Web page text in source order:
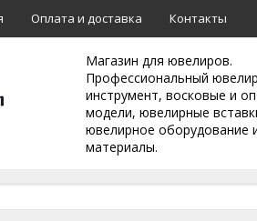
Оплата и доставка Контакты
Магазин для ювелиров.
Профессиональный
инструмент, восковые и
модели, ювелирные
ювелирное оборудование
материалы.